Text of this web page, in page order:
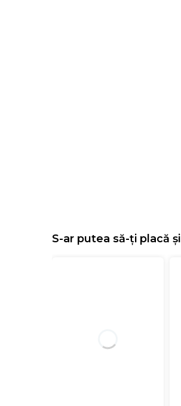
S-ar putea să-ți placă și